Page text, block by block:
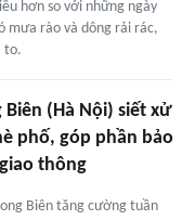
hơn so với những ngày
mưa rào và dông rải rác,
to.
(Hà Nội) siết xử
phố, góp phần bảo
thông
Biên tăng cường tuần